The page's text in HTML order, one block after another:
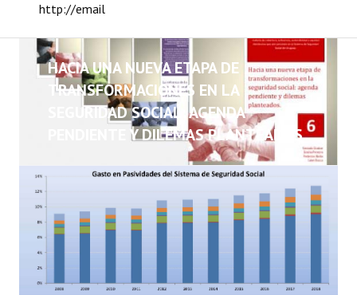
http://email
INSTITUCIONAL
NOTICIAS
HACIA UNA NUEVA ETAPA DE
TRANSFORMACIONES EN LA
SEGURIDAD SOCIAL: AGENDA
PENDIENTE Y DILEMAS PLANTEADOS